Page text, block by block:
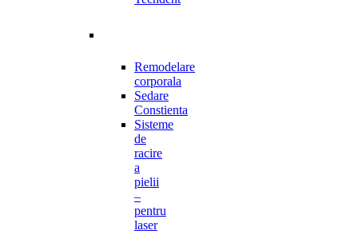
Remodelare
corporala
Sedare
Constienta
Sisteme
de
racire
a
pielii
–
pentru
laser